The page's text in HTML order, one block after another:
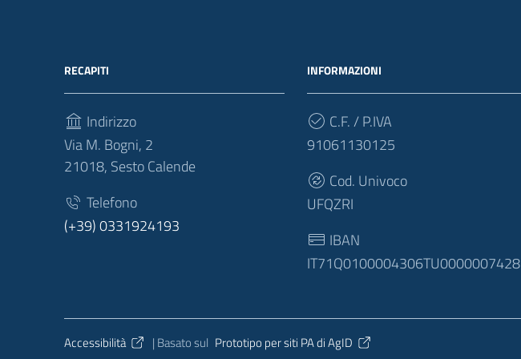
RECAPITI
Indirizzo
Via M. Bogni, 2
21018, Sesto Calende
Telefono
(+39) 0331924193
INFORMAZIONI
C.F. / P.IVA
91061130125
Cod. Univoco
UFQZRI
IBAN
IT71Q0100004306TU0000007428
Sezione Link Utili
Accessibilità | Basato sul Prototipo per siti PA di AgID